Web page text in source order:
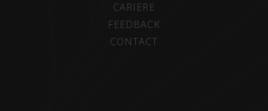
CARIERE
FEEDBACK
CONTACT